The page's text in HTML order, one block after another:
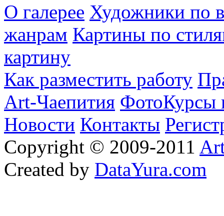
О галерее Художники по
жанрам Картины по
картину
Как разместить работу
Art-Чаепития ФотоКурсы
Новости Контакты
Copyright © 2009-2011
Created by DataYura.com